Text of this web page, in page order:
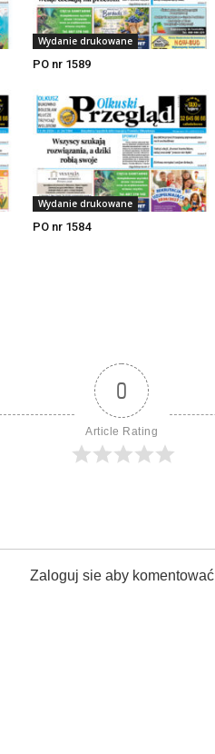
Wydanie drukowane
PO nr 1589
Wydanie drukowane
PO nr 1584
0
Article Rating
Zaloguj sie aby komentować